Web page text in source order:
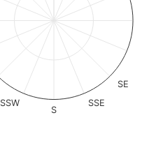
SE
SSE
S
SSW